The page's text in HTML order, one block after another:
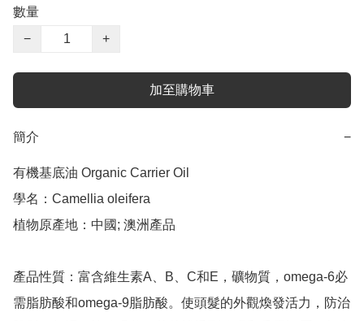
數量
−
+
加至購物車
簡介 −
有機基底油 Organic Carrier Oil
學名：Camellia oleifera
植物原產地：中國; 澳洲產品
產品性質：富含維生素A、B、C和E，礦物質，omega-6必
需脂肪酸和omega-9脂肪酸。使頭髮的外觀煥發活力，防治